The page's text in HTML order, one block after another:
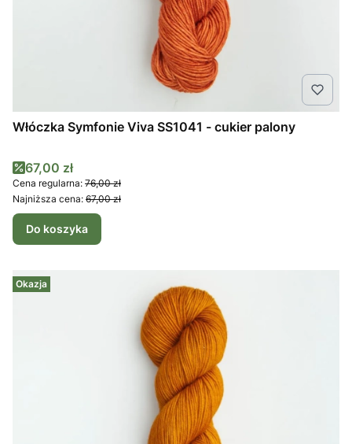
Włóczka Symfonie Viva SS1041 - cukier palony
Cena promocyjna
67,00 zł
Cena regularna: 76,00 zł
Najniższa cena: 67,00 zł
Do koszyka
Okazja